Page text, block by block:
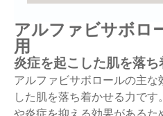
アルファビサボロ
用
炎症を起こした肌を落
アルファビサボロールの主
した肌を落ち着かせる力で